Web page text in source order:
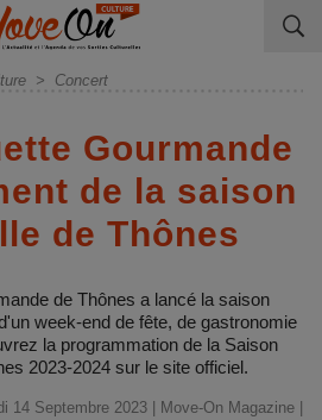
> Concert
Gourmande
de la saison
de Thônes
de Thônes a lancé la saison
week-end de fête, de gastronomie
la programmation de la Saison
2023-2024 sur le site officiel.
14 Septembre 2023 | Move-On Magazine